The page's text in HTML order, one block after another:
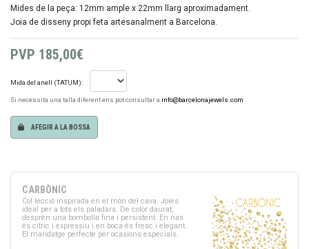
Mides de la peça: 12mm ample x 22mm llarg aproximadament.
Joia de disseny propi feta artesanalment a Barcelona.
PVP 185,00€
Mida del anell (TATUM):
Si necessita una talla diferent ens pot consultar a info@barcelonajewels.com
AFEGIR A LA BOSSA
CARBÒNIC
Col·lecció inspirada en el món del cava. Joies
ideal per a tots els paladars. De color daurat,
desprèn una bombolla fina i persistent. En nas
és cítric i expressiu i en boca és fresc i elegant.
El maridatge perfecte per ocasions especials.